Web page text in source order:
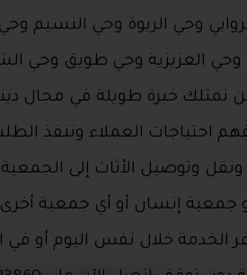
وحي الربوة وحي النسيم
وحي العزيزية وحي طويق وحي
نمتلك خبرة طويلة في مجال
احتياجات العملاء وننفذ
وتوصيل الأثاث إلى الجمعية
جمعية إنسان أو أي جمعية
الخدمة خلال نفس اليوم أو في